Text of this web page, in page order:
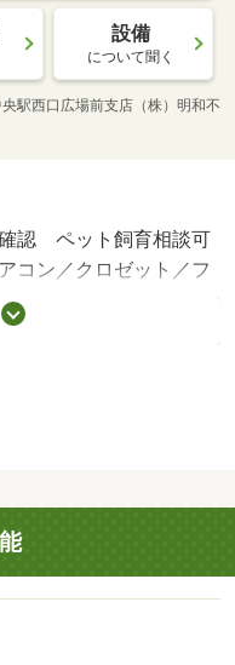
設備
について聞く
駅西口広場前支店（株）明和不
認 ペット飼育相談可
コン／クロゼット／フ
Ｖインターホン／オー
レベーター／駐輪場／
／駅徒歩１０分以内／
松原小学校（小学校）
ブン（コンビニ）まで
支店（銀行）まで９８